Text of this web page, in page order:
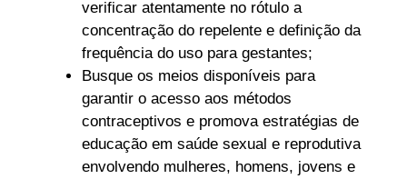
verificar atentamente no rótulo a
concentração do repelente e definição da
frequência do uso para gestantes;
Busque os meios disponíveis para
garantir o acesso aos métodos
contraceptivos e promova estratégias de
educação em saúde sexual e reprodutiva
envolvendo mulheres, homens, jovens e